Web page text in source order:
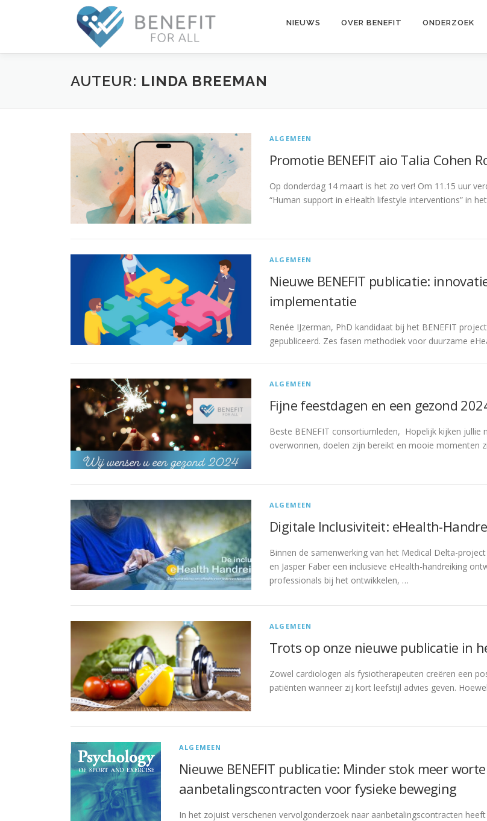
NIEUWS OVER BENEFIT ONDERZOEK
AUTEUR: LINDA BREEMAN
ALGEMEEN
Promotie BENEFIT aio Talia Cohen
Op donderdag 14 maart is het zo ver! Om 11.15 uur
“Human support in eHealth lifestyle interventions” in
ALGEMEEN
Nieuwe BENEFIT publicatie:
implementatie
Renée IJzerman, PhD kandidaat bij het BENEFIT
gepubliceerd. Zes fasen methodiek voor duurzame
ALGEMEEN
Fijne feestdagen en een gezond
Beste BENEFIT consortiumleden, Hopelijk kijken
overwonnen, doelen zijn bereikt en mooie momenten
ALGEMEEN
Digitale Inclusiviteit: eHealth-
Binnen de samenwerking van het Medical Delta-
en Jasper Faber een inclusieve eHealth-handreiking
professionals bij het ontwikkelen, …
ALGEMEEN
Trots op onze nieuwe publicatie in
Zowel cardiologen als fysiotherapeuten creëren een
patiënten wanneer zij kort leefstijl advies geven.
ALGEMEEN
Nieuwe BENEFIT publicatie: Minder stok meer
aanbetalingscontracten voor fysieke beweging
In het zojuist verschenen vervolgonderzoek naar aanbetalingscontracten